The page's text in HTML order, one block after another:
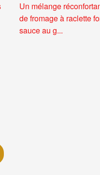
Un mélange
de fromage à raclette
sauce au g...